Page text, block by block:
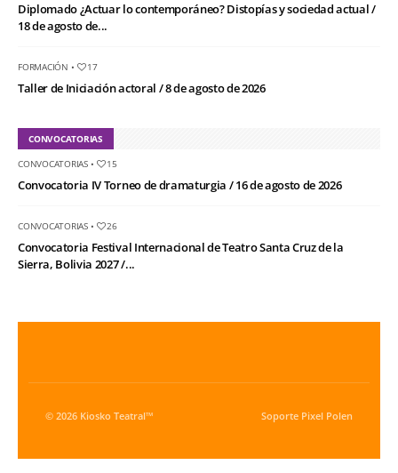
Diplomado ¿Actuar lo contemporáneo? Distopías y sociedad actual /
18 de agosto de...
FORMACIÓN • 17
Taller de Iniciación actoral / 8 de agosto de 2026
CONVOCATORIAS
CONVOCATORIAS• 15
Convocatoria IV Torneo de dramaturgia / 16 de agosto de 2026
CONVOCATORIAS• 26
Convocatoria Festival Internacional de Teatro Santa Cruz de la
Sierra, Bolivia 2027 /...
© 2026 Kiosko Teatral™ Soporte Pixel Polen